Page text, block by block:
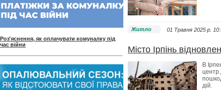
Роз'яснення, як оплачувати комуналку під
час війни
Житло 01 Травня 2025 p.
Місто Ірпінь
В
центр
дій.